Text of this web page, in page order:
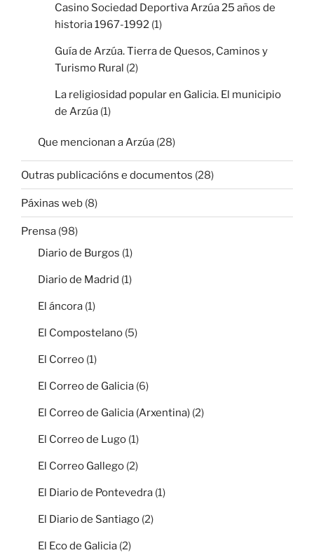
Casino Sociedad Deportiva Arzúa 25 años de
historia 1967-1992 (1)
Guía de Arzúa. Tierra de Quesos, Caminos y
Turismo Rural (2)
La religiosidad popular en Galicia. El municipio
de Arzúa (1)
Que mencionan a Arzúa (28)
Outras publicacións e documentos (28)
Páxinas web (8)
Prensa (98)
Diario de Burgos (1)
Diario de Madrid (1)
El áncora (1)
El Compostelano (5)
El Correo (1)
El Correo de Galicia (6)
El Correo de Galicia (Arxentina) (2)
El Correo de Lugo (1)
El Correo Gallego (2)
El Diario de Pontevedra (1)
El Diario de Santiago (2)
El Eco de Galicia (2)